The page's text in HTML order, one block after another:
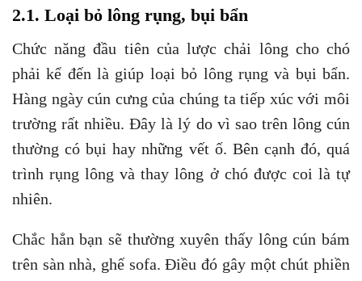
Hàng ngày cún cưng của chúng ta tiếp xúc với môi
thường có bụi hay những vết ố. Bên cạnh đó, quá
trình rụng lông và thay lông ở chó được coi là tự
nhiên.
Chắc hẳn bạn sẽ thường xuyên thấy lông cún bám
trên sàn nhà, ghế sofa. Điều đó gây một chút phiền
phức trong quá trình dọn dẹp. Chính vì vậy bạn nên
bụi bẩn và lông rụng. Đặc biệt nên chải lông cho
chó trước khi tắm.